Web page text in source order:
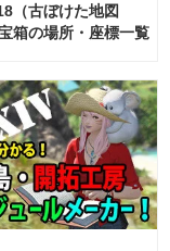
（古ぼけた地図
箱の場所・座標一覧